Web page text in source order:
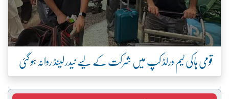
قومی ہاکی ٹیم ورلڈ کپ میں شرکت کے لیے نیدرلینڈ روانہ ہو گئی